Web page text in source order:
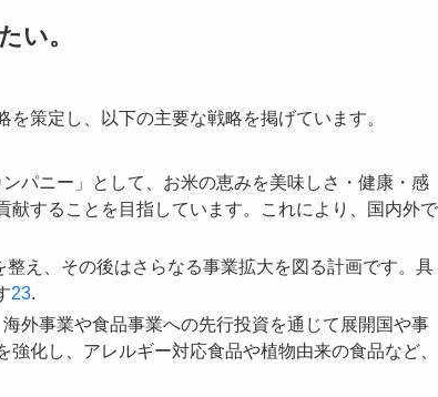
い。
策定し、以下の主要な戦略を掲げています。
パニー」として、お米の恵みを美味しさ・健康・感
することを目指しています。これにより、国内外で
え、その後はさらなる事業拡大を図る計画です。具
23.
外事業や食品事業への先行投資を通じて展開国や事
化し、アレルギー対応食品や植物由来の食品など、